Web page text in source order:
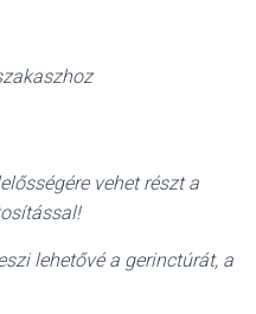
vehet részt a
lehetővé a gerinctúrát, a